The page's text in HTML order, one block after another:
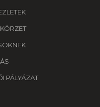
PÁLYÁZAT